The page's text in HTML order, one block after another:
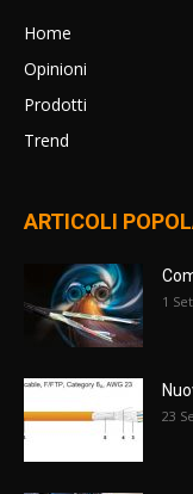
Home
Opinioni
Prodotti
Trend
ARTICOLI
1
23